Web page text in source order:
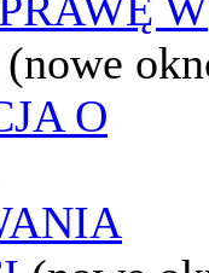
(nowe
O